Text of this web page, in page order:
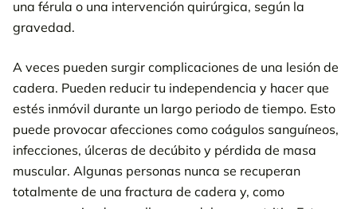
una férula o una intervención quirúrgica, según la
gravedad.
A veces pueden surgir complicaciones de una lesión de
cadera. Pueden reducir tu independencia y hacer que
estés inmóvil durante un largo periodo de tiempo. Esto
puede provocar afecciones como coágulos sanguíneos,
infecciones, úlceras de decúbito y pérdida de masa
muscular. Algunas personas nunca se recuperan
totalmente de una fractura de cadera y, como